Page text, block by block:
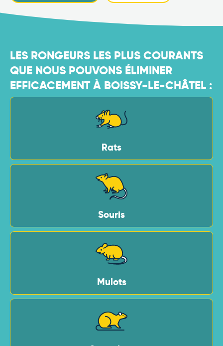
LES RONGEURS LES PLUS COURANTS
QUE NOUS POUVONS ÉLIMINER
EFFICACEMENT À BOISSY-LE-CHÂTEL :
Rats
Souris
Mulots